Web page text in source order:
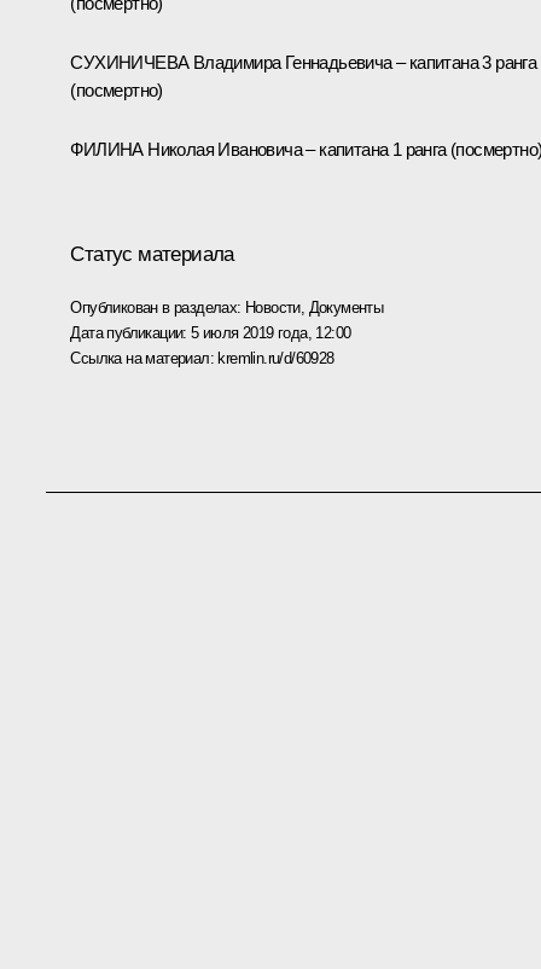
СУХИНИЧЕВА Владимира Геннадьевича – капитана 3 ранга
(посмертно)
ФИЛИНА Николая Ивановича – капитана 1 ранга
Статус материала
Опубликован в разделах: Новости, Документы
Дата публикации:5 июля 2019 года, 12:00
Ссылка на материал: kremlin.ru/d/60928